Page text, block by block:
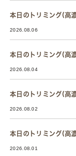
本日のトリミング(高
2026.08.06
本日のトリミング(高
2026.08.04
本日のトリミング(高
2026.08.02
本日のトリミング(高
2026.08.01